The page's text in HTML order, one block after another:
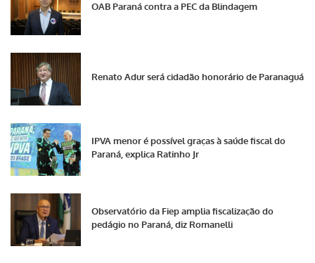
OAB Paraná contra a PEC da Blindagem
Renato Adur será cidadão honorário de Paranaguá
IPVA menor é possível graças à saúde fiscal do
Paraná, explica Ratinho Jr
Observatório da Fiep amplia fiscalização do
pedágio no Paraná, diz Romanelli